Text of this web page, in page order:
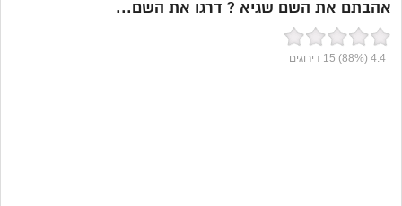
אהבתם את השם שגיא ? דרגו את השם...
4.4
(88%)
15 דירוגים